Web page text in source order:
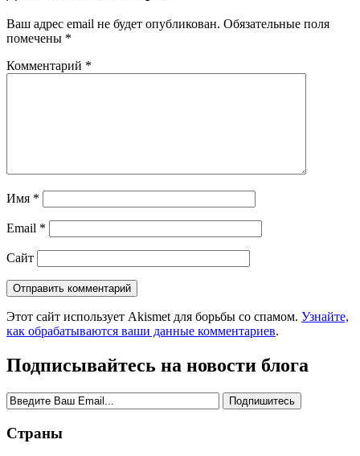
Ваш адрес email не будет опубликован. Обязательные поля
помечены *
Комментарий *
Имя *
Email *
Сайт
Этот сайт использует Akismet для борьбы со спамом. Узнайте,
как обрабатываются ваши данные комментариев.
Подписывайтесь на новости блога
Страны